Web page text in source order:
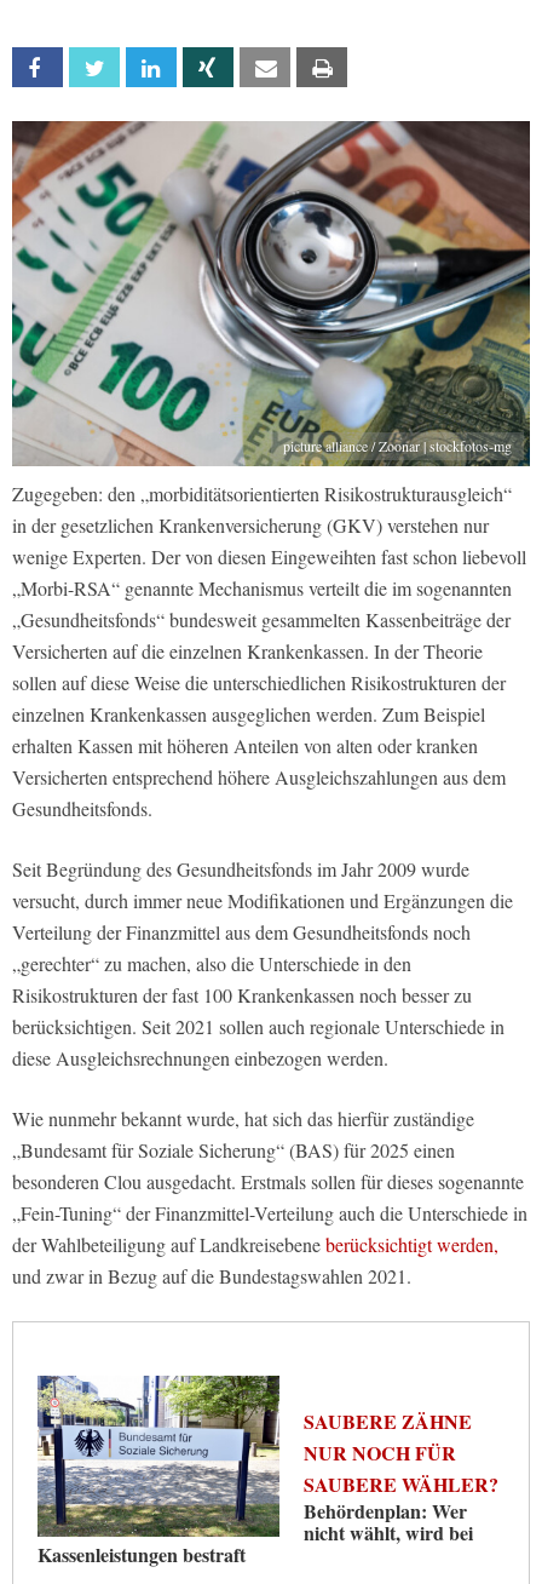
Facebook Twitter Linkedin Xing Email
picture alliance / Zoonar | stockfotos-mg
Zugegeben: den „morbiditätsorientierten Risikostrukturausgleich“
in der gesetzlichen Krankenversicherung (GKV) verstehen nur
wenige Experten. Der von diesen Eingeweihten fast schon liebevoll
„Morbi-RSA“ genannte Mechanismus verteilt die im sogenannten
„Gesundheitsfonds“ bundesweit gesammelten Kassenbeiträge der
Versicherten auf die einzelnen Krankenkassen. In der Theorie
sollen auf diese Weise die unterschiedlichen Risikostrukturen der
einzelnen Krankenkassen ausgeglichen werden. Zum Beispiel
erhalten Kassen mit höheren Anteilen von alten oder kranken
Versicherten entsprechend höhere Ausgleichszahlungen aus dem
Gesundheitsfonds.
Seit Begründung des Gesundheitsfonds im Jahr 2009 wurde
versucht, durch immer neue Modifikationen und Ergänzungen die
Verteilung der Finanzmittel aus dem Gesundheitsfonds noch
„gerechter“ zu machen, also die Unterschiede in den
Risikostrukturen der fast 100 Krankenkassen noch besser zu
berücksichtigen. Seit 2021 sollen auch regionale Unterschiede in
diese Ausgleichsrechnungen einbezogen werden.
Wie nunmehr bekannt wurde, hat sich das hierfür zuständige
„Bundesamt für Soziale Sicherung“ (BAS) für 2025 einen
besonderen Clou ausgedacht. Erstmals sollen für dieses sogenannte
„Fein-Tuning“ der Finanzmittel-Verteilung auch die Unterschiede in
der Wahlbeteiligung auf Landkreisebeneberücksichtigt werden,
und zwar in Bezug auf die Bundestagswahlen 2021.
SAUBERE ZÄHNE
NUR NOCH FÜR
SAUBERE WÄHLER?
Behördenplan: Wer
nicht wählt, wird bei
Kassenleistungen bestraft